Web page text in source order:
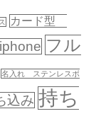
カード型
フル
名入れ ステンレスボ
込み 持ち